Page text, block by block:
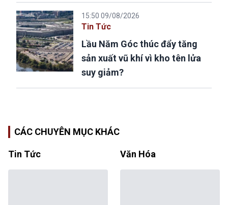
15:50 09/08/2026
Tin Tức
Lầu Năm Góc thúc đẩy tăng
sản xuất vũ khí vì kho tên lửa
suy giảm?
CÁC CHUYÊN MỤC KHÁC
Tin Tức Văn Hóa